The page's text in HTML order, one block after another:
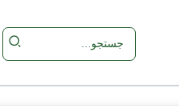
جستجو
برای